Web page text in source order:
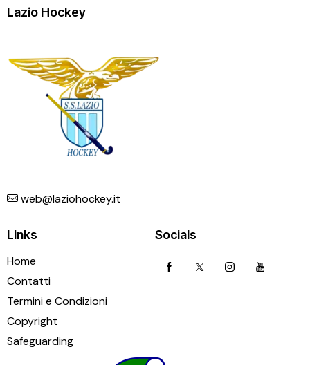
Lazio Hockey
web@laziohockey.it
Links
Home
Contatti
Termini e Condizioni
Copyright
Safeguarding
Socials